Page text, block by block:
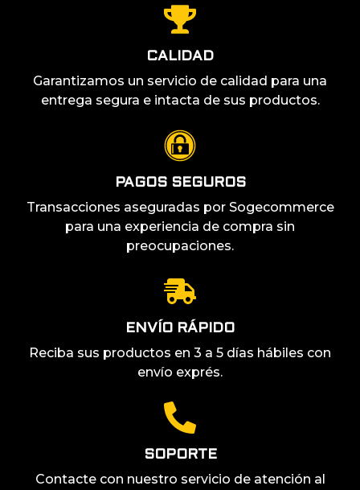
CALIDAD
Garantizamos un servicio de calidad para una
entrega segura e intacta de sus productos.
PAGOS SEGUROS
Transacciones aseguradas por Sogecommerce
para una experiencia de compra sin
preocupaciones.
ENVÍO RÁPIDO
Reciba sus productos en 3 a 5 días hábiles con
envío exprés.
SOPORTE
Contacte con nuestro servicio de atención al